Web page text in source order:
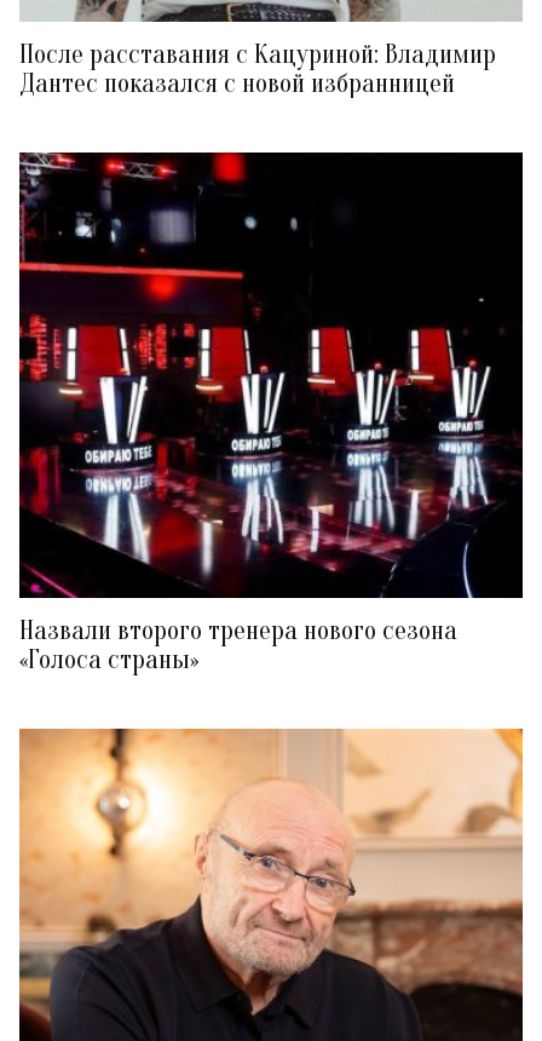
После расставания с Кацуриной: Владимир
Дантес показался с новой избранницей
Назвали второго тренера нового сезона
«Голоса страны»